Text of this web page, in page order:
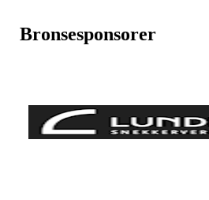
Bronsesponsorer